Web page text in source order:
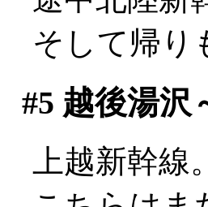
そして帰り
#5 越後湯沢
上越新幹